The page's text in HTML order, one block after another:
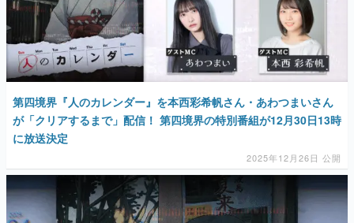
なんでゲームは面白い？
ゲーム開発者・hamatsu氏がゲームの魅力を画面や操作の
具体的な形から解き明かしていく、硬派で骨太な評論連載
です。
ゲームが変えた日本語
「経験値」「裏技」「ラスボス」… ゲームにまつわる言葉
の起源や用法の変遷を、コンピューター文化史研究家・タ
イニーP氏が徹底調査。
カテゴリ
特集記事
第四境界『人のカレンダー』を本西彩希帆さん・あわつまいさん
が「クリアするまで」配信！ 第四境界の特別番組が12月30日13時
に放送決定
2025年12月26日 公開